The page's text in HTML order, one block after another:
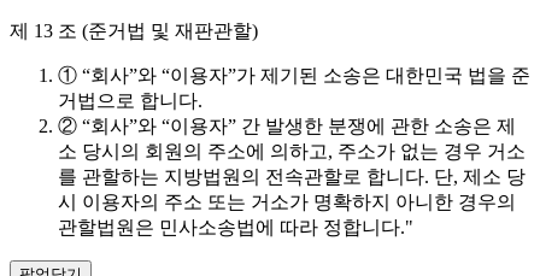
제 13 조 (준거법 및 재판관할)
① “회사”와 “이용자”가 제기된 소송은 대한민국 법을 준
거법으로 합니다.
② “회사”와 “이용자” 간 발생한 분쟁에 관한 소송은 제
소 당시의 회원의 주소에 의하고, 주소가 없는 경우 거소
를 관할하는 지방법원의 전속관할로 합니다. 단, 제소 당
시 이용자의 주소 또는 거소가 명확하지 아니한 경우의
관할법원은 민사소송법에 따라 정합니다."